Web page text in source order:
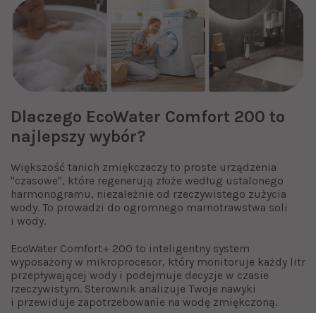
Dlaczego EcoWater Comfort 200 to
najlepszy wybór?
Większość tanich zmiękczaczy to proste urządzenia
"czasowe", które regenerują złoże według ustalonego
harmonogramu, niezależnie od rzeczywistego zużycia
wody. To prowadzi do ogromnego marnotrawstwa soli
i wody.
EcoWater Comfort+ 200 to inteligentny system
wyposażony w mikroprocesor, który monitoruje każdy litr
przepływającej wody i podejmuje decyzje w czasie
rzeczywistym. Sterownik analizuje Twoje nawyki
i przewiduje zapotrzebowanie na wodę zmiękczoną.